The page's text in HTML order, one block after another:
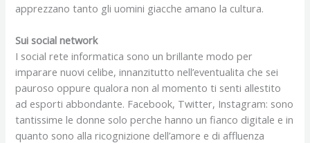
apprezzano tanto gli uomini giacche amano la cultura.
Sui social network
I social rete informatica sono un brillante modo per
imparare nuovi celibe, innanzitutto nell’eventualita che sei
pauroso oppure qualora non al momento ti senti allestito
ad esporti abbondante. Facebook, Twitter, Instagram: sono
tantissime le donne solo perche hanno un fianco digitale e in
quanto sono alla ricognizione dell’amore e di affluenza